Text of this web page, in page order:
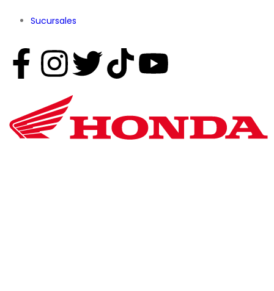
Sucursales